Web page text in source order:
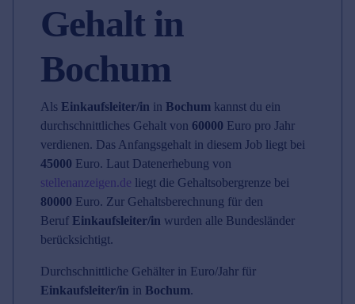
Gehalt in
Bochum
Als Einkaufsleiter/in in Bochum kannst du ein
durchschnittliches Gehalt von 60000 Euro pro Jahr
verdienen. Das Anfangsgehalt in diesem Job liegt bei
45000 Euro. Laut Datenerhebung von
stellenanzeigen.de liegt die Gehaltsobergrenze bei
80000 Euro. Zur Gehaltsberechnung für den
Beruf Einkaufsleiter/in wurden alle Bundesländer
berücksichtigt.
Durchschnittliche Gehälter in Euro/Jahr für
Einkaufsleiter/in in Bochum.